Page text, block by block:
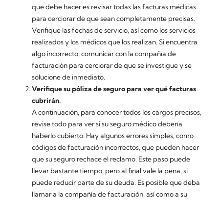
que debe hacer es revisar todas las facturas médicas
para cerciorar de que sean completamente precisas.
Verifique las fechas de servicio, así como los servicios
realizados y los médicos que los realizan. Si encuentra
algo incorrecto, comunicar con la compañía de
facturación para cerciorar de que se investigue y se
solucione de inmediato.
Verifique su póliza de seguro para ver qué facturas
cubrirán.
A continuación, para conocer todos los cargos precisos,
revise todo para ver si su seguro médico debería
haberlo cubierto. Hay algunos errores simples, como
códigos de facturación incorrectos, que pueden hacer
que su seguro rechace el reclamo. Este paso puede
llevar bastante tiempo, pero al final vale la pena, si
puede reducir parte de su deuda. Es posible que deba
llamar a la compañía de facturación, así como a su